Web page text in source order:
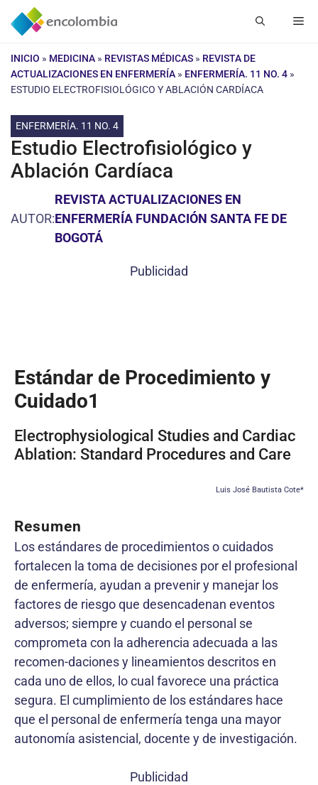
Saltar
INICIO » MEDICINA » REVISTAS MÉDICAS » REVISTA DE
ACTUALIZACIONES EN ENFERMERÍA » ENFERMERÍA. 11 NO. 4 »
ESTUDIO ELECTROFISIOLÓGICO Y ABLACIÓN CARDÍACA
ENFERMERÍA. 11 NO. 4
Estudio Electrofisiológico y
Ablación Cardíaca
AUTOR:
REVISTA ACTUALIZACIONES EN
ENFERMERÍA FUNDACIÓN SANTA FE DE
BOGOTÁ
Publicidad
Estándar de Procedimiento y
Cuidado1
Electrophysiological Studies and Cardiac
Ablation: Standard Procedures and Care
Luis José Bautista Cote*
Resumen
Los estándares de procedimientos o cuidados
fortalecen la toma de decisiones por el profesional
de enfermería, ayudan a prevenir y manejar los
factores de riesgo que desencadenan eventos
adversos; siempre y cuando el personal se
comprometa con la adherencia adecuada a las
recomen-daciones y lineamientos descritos en
cada uno de ellos, lo cual favorece una práctica
segura. El cumplimiento de los estándares hace
que el personal de enfermería tenga una mayor
autonomía asistencial, docente y de investigación.
Publicidad